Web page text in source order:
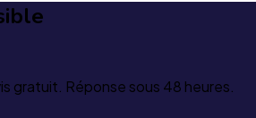
gratuit. Réponse sous 48 heures.